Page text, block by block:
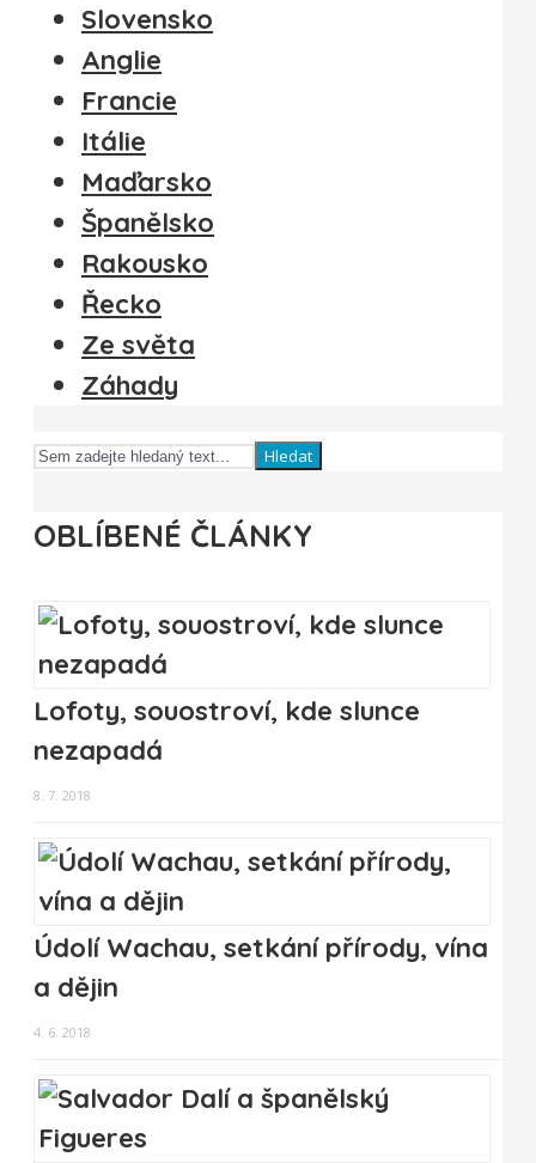
Slovensko
Anglie
Francie
Itálie
Maďarsko
Španělsko
Rakousko
Řecko
Ze světa
Záhady
Hledat
OBLÍBENÉ ČLÁNKY
Lofoty, souostroví, kde slunce
nezapadá
8. 7. 2018
Údolí Wachau, setkání přírody, vína
a dějin
4. 6. 2018